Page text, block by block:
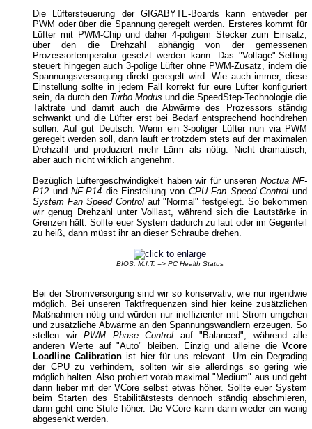
Die Lüftersteuerung der GIGABYTE-Boards kann entweder per
PWM oder über die Spannung geregelt werden. Ersteres kommt für
Lüfter mit PWM-Chip und daher 4-poligem Stecker zum Einsatz,
über den die Drehzahl abhängig von der gemessenen
Prozessortemperatur gesetzt werden kann. Das "Voltage"-Setting
steuert hingegen auch 3-polige Lüfter ohne PWM-Zusatz, indem die
Spannungsversorgung direkt geregelt wird. Wie auch immer, diese
Einstellung sollte in jedem Fall korrekt für eure Lüfter konfiguriert
sein, da durch den Turbo Modus und die SpeedStep-Technologie die
Taktrate und damit auch die Abwärme des Prozessors ständig
schwankt und die Lüfter erst bei Bedarf entsprechend hochdrehen
sollen. Auf gut Deutsch: Wenn ein 3-poliger Lüfter nun via PWM
geregelt werden soll, dann läuft er trotzdem stets auf der maximalen
Drehzahl und produziert mehr Lärm als nötig. Nicht dramatisch,
aber auch nicht wirklich angenehm.
Bezüglich Lüftergeschwindigkeit haben wir für unseren Noctua NF-
P12 undNF-P14 die Einstellung von CPU Fan Speed Control und
System Fan Speed Controlauf "Normal" festgelegt. So bekommen
wir genug Drehzahl unter Volllast, während sich die Lautstärke in
Grenzen hält. Sollte euer System dadurch zu laut oder im Gegenteil
zu heiß, dann müsst ihr an dieser Schraube drehen.
BIOS: M.I.T. => PC Health Status
Bei der Stromversorgung sind wir so konservativ, wie nur irgendwie
möglich. Bei unseren Taktfrequenzen sind hier keine zusätzlichen
Maßnahmen nötig und würden nur ineffizienter mit Strom umgehen
und zusätzliche Abwärme an den Spannungswandlern erzeugen. So
stellen wir PWM Phase Control auf "Balanced", während alle
anderen Werte auf "Auto" bleiben. Einzig und alleine die Vcore
Loadline Calibration ist hier für uns relevant. Um ein Degrading
der CPU zu verhindern, sollten wir sie allerdings so gering wie
möglich halten. Also probiert vorab maximal "Medium" aus und geht
dann lieber mit der VCore selbst etwas höher. Sollte euer System
beim Starten des Stabilitätstests dennoch ständig abschmieren,
dann geht eine Stufe höher. Die VCore kann dann wieder ein wenig
abgesenkt werden.